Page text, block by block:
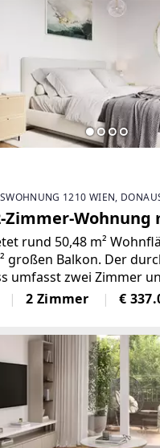
1210 WIEN,
Zimmer-Wohnung
rund 50,48 m²
großen Balkon. Der
umfasst zwei Zimmer
mit gut
Wohnung
2 Zimmer €